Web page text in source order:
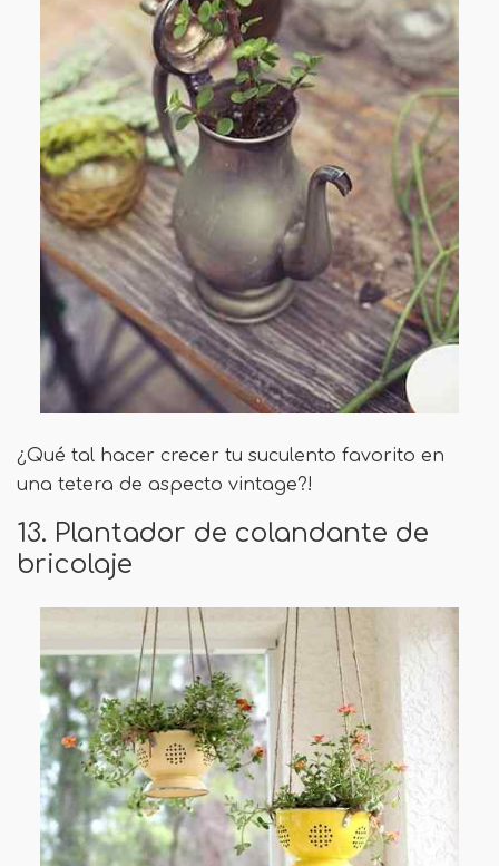
¿Qué tal hacer crecer tu suculento favorito en
una tetera de aspecto vintage?!
13. Plantador de colandante de
bricolaje